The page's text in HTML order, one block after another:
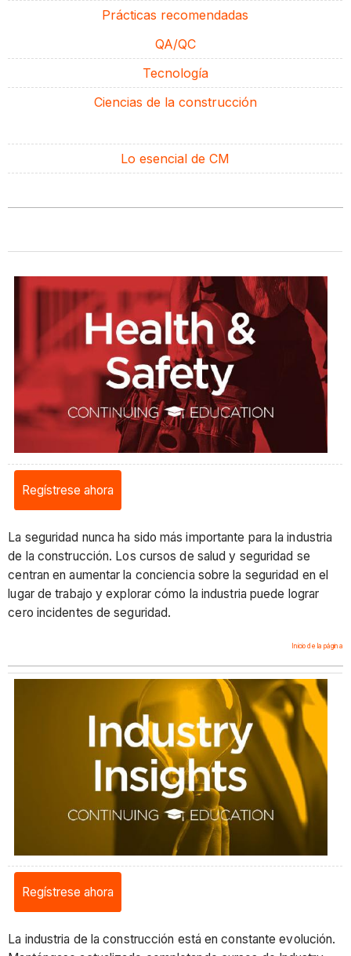
Prácticas recomendadas
QA/QC
Tecnología
Ciencias de la construcción
Lo esencial de CM
Regístrese ahora
La seguridad nunca ha sido más importante para la industria
de la construcción. Los cursos de salud y seguridad se
centran en aumentar la conciencia sobre la seguridad en el
lugar de trabajo y explorar cómo la industria puede lograr
cero incidentes de seguridad.
Inicio de la página
Regístrese ahora
La industria de la construcción está en constante evolución.